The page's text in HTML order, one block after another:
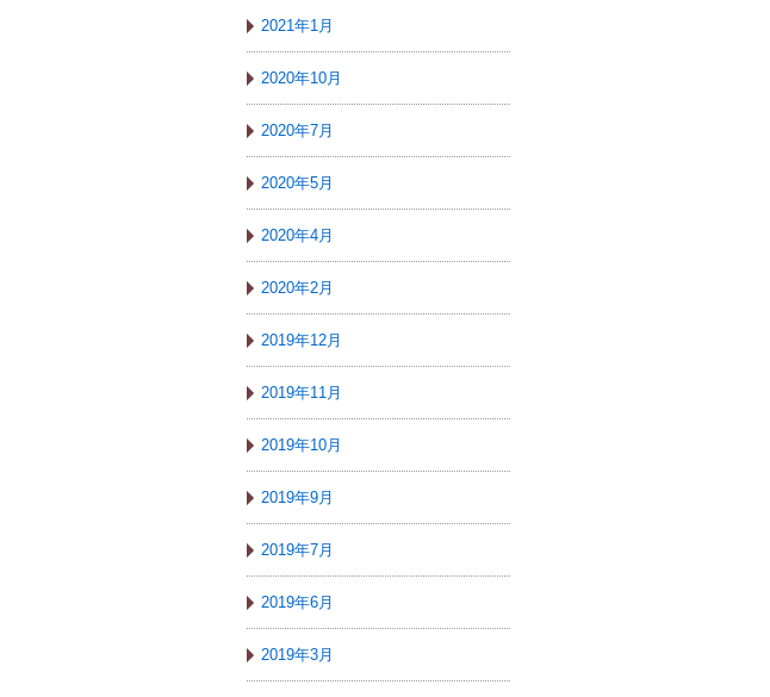
2021年1月
2020年10月
2020年7月
2020年5月
2020年4月
2020年2月
2019年12月
2019年11月
2019年10月
2019年9月
2019年7月
2019年6月
2019年3月